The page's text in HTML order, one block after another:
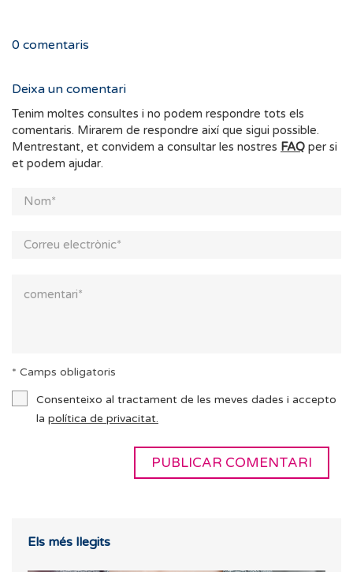
0 comentaris
Deixa un comentari
Tenim moltes consultes i no podem respondre tots els
comentaris. Mirarem de respondre així que sigui possible.
Mentrestant, et convidem a consultar les nostres FAQ per si
et podem ajudar.
* Camps obligatoris
Consenteixo al tractament de les meves dades i accepto
la política de privacitat.
Els més llegits